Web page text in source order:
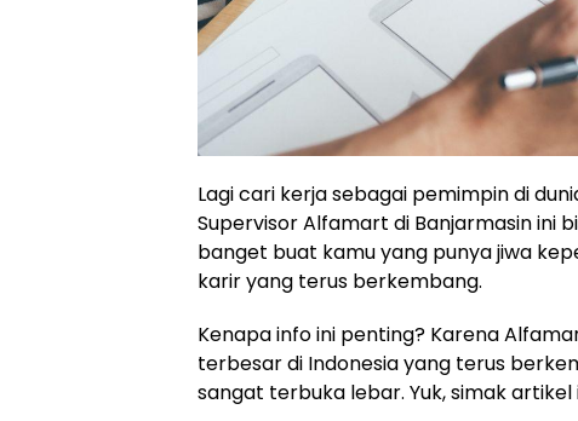
Lagi cari kerja sebagai pemimpin di
Supervisor Alfamart di Banjarmasin ini
banget buat kamu yang punya jiwa
karir yang terus berkembang.
Kenapa info ini penting? Karena
terbesar di Indonesia yang terus
sangat terbuka lebar. Yuk, simak